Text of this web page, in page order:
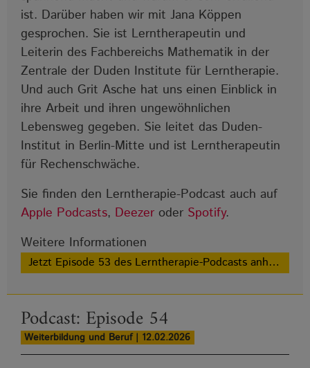
ist. Darüber haben wir mit Jana Köppen
gesprochen. Sie ist Lerntherapeutin und
Leiterin des Fachbereichs Mathematik in der
Zentrale der Duden Institute für Lerntherapie.
Und auch Grit Asche hat uns einen Einblick in
ihre Arbeit und ihren ungewöhnlichen
Lebensweg gegeben. Sie leitet das Duden-
Institut in Berlin-Mitte und ist Lerntherapeutin
für Rechenschwäche.
Sie finden den Lerntherapie-Podcast auch auf
Apple Podcasts, Deezer oder Spotify.
Weitere Informationen
Jetzt Episode 53 des Lerntherapie-Podcasts anhören!
Podcast: Episode 54
Weiterbildung und Beruf | 12.02.2026